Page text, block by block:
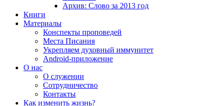
Архив: Слово за 2013 год
Книги
Материалы
Конспекты проповедей
Места Писания
Укрепляем духовный иммунитет
Android-приложение
О нас
О служении
Сотрудничество
Контакты
Как изменить жизнь?